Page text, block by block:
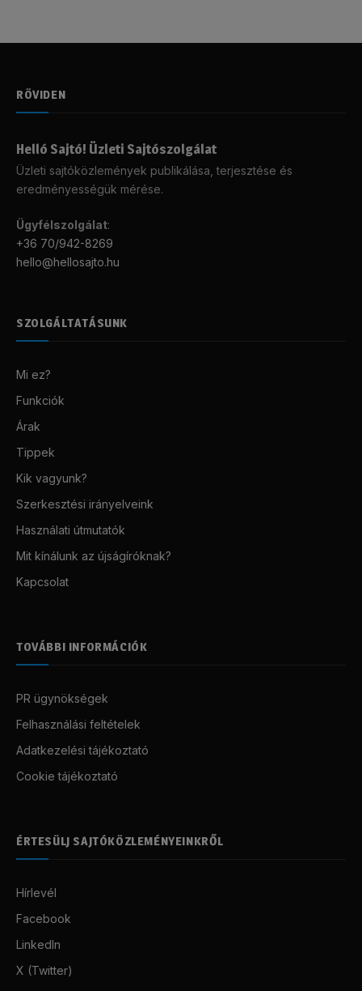
RÖVIDEN
Helló Sajtó! Üzleti Sajtószolgálat
Üzleti sajtóközlemények publikálása, terjesztése és
eredményességük mérése.
Ügyfélszolgálat:
+36 70/942-8269
hello@hellosajto.hu
SZOLGÁLTATÁSUNK
Mi ez?
Funkciók
Árak
Tippek
Kik vagyunk?
Szerkesztési irányelveink
Használati útmutatók
Mit kínálunk az újságíróknak?
Kapcsolat
TOVÁBBI INFORMÁCIÓK
PR ügynökségek
Felhasználási feltételek
Adatkezelési tájékoztató
Cookie tájékoztató
ÉRTESÜLJ SAJTÓKÖZLEMÉNYEINKRŐL
Hírlevél
Facebook
LinkedIn
X (Twitter)